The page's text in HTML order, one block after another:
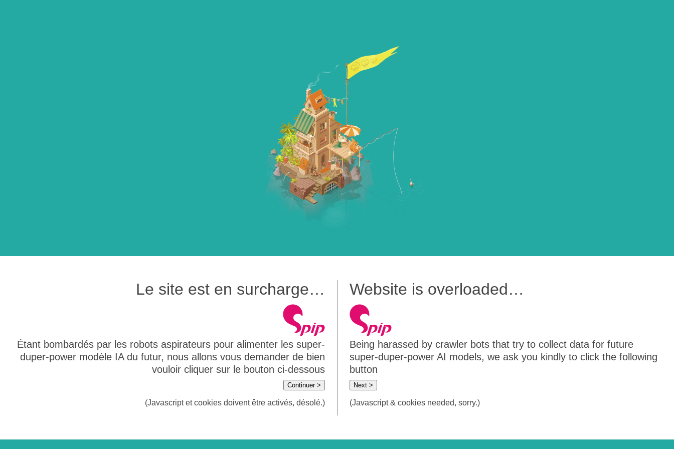
Le site est en surcharge…
Étant bombardés par les robots aspirateurs pour alimenter les super-
duper-power modèle IA du futur, nous allons vous demander de bien
vouloir cliquer sur le bouton ci-dessous
Continuer >
(Javascript et cookies doivent être activés, désolé.)
Website is overloaded…
Being harassed by crawler bots that try to collect data for future
super-duper-power AI models, we ask you kindly to click the following
button
Next >
(Javascript & cookies needed, sorry.)